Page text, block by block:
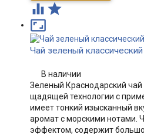
 

Чай зеленый классический
В наличии
Зеленый Краснодарский
щадящей технологии с
имеет тонкий изысканный
аромат с морскими нотами.
эффектом, содержит